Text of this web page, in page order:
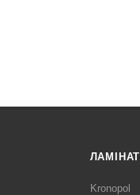
ЛАМІНАТ
Kronopol